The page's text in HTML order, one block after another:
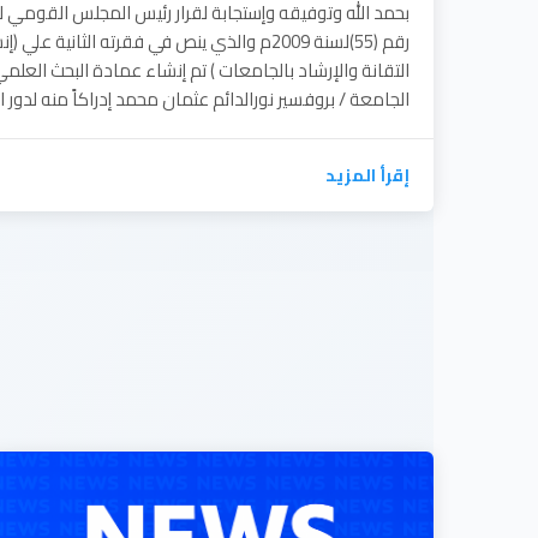
بحمد الله وتوفيقه وإستجابة لقرار رئيس المجلس القومي
رقم (55)لسنة 2009م والذي ينص في فقرته
التقانة والإرشاد بالجامعات ) تم إنشاء عمادة البحث
الجامعة / بروفسير نورالدائم عثمان محمد إدراكاً منه لدور
إقرأ المزيد